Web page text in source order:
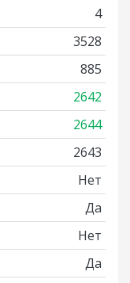
4
3528
885
2642
2644
2643
Нет
Да
Нет
Да